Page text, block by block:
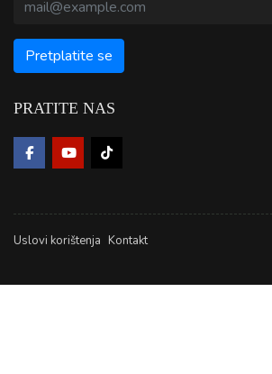
PRATITE NAS
Uslovi korištenja Kontakt